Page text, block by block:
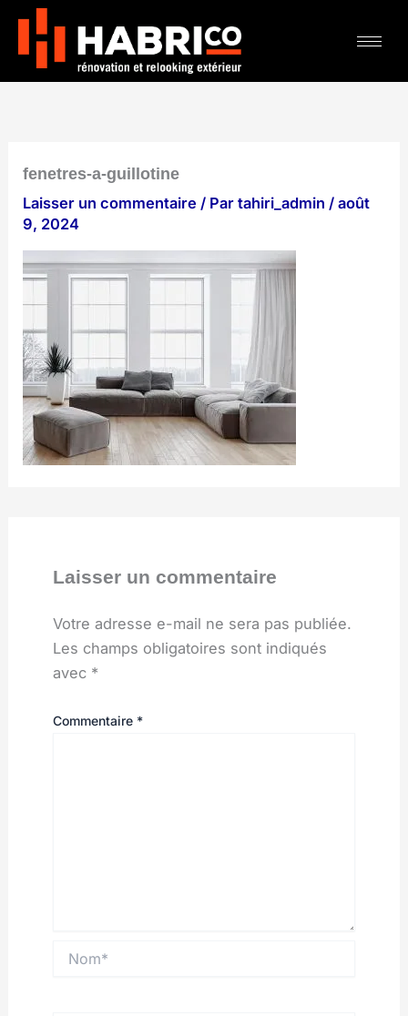
contenu
fenetres-a-guillotine
Laisser un commentaire / Partahiri_admin/août
9, 2024
Laisser un commentaire
Votre adresse e-mail ne sera pas publiée.
Les champs obligatoires sont indiqués
avec *
Commentaire *